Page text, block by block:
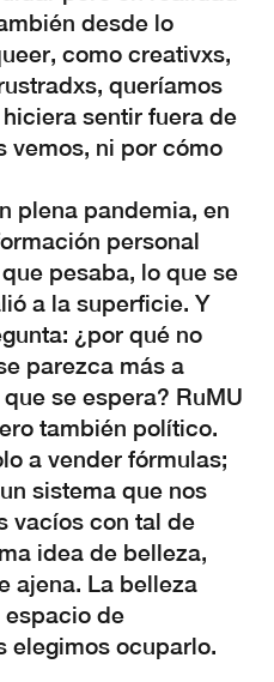
desde lo
como creativxs,
queríamos
sentir fuera de
vemos, ni por cómo
plena pandemia, en
personal
pesaba, lo que se
a la superficie. Y
¿por qué no
parezca más a
se espera? RuMU
también político.
a vender fórmulas;
sistema que nos
vacíos con tal de
idea de belleza,
ajena. La belleza
espacio de
elegimos ocuparlo.